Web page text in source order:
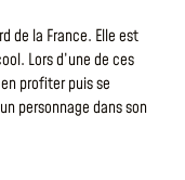
de la France. Elle est
Lors d’une de ces
profiter puis se
personnage dans son